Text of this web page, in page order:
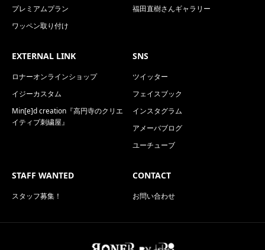
プレミアムプラン
ワッペン取り付け
福田直樹さんギャラリー
EXTERNAL LINK
ロナーオンラインショップ
イジーカスタム
Min[e]d creation『高円寺のクリエ
イティブ刺繍屋』
SNS
ツイッター
フェイスブック
インスタグラム
アメーバブログ
ユーチューブ
STAFF WANTED
スタッフ募集！
CONTACT
お問い合わせ